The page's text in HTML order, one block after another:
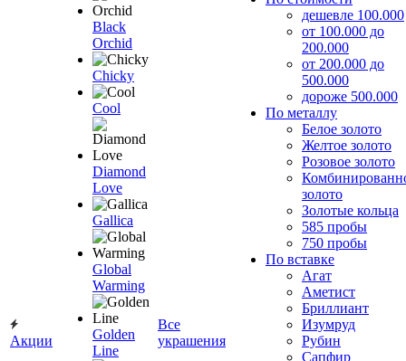
Акции
Black
Orchid
Chicky
Cool
Diamond
Love
Gallica
Global
Warming
Golden
Line
Все
украшения
дешевле 100.000
от 100.000 до
200.000
от 200.000 до
500.000
дороже 500.000
По металлу
Белое золото
Желтое золото
Розовое золото
золото
Золотые кольца
585 пробы
750 пробы
По вставке
Агат
Аметист
Бриллиант
Изумруд
Рубин
Сапфир